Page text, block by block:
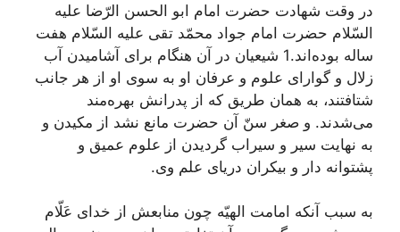
در وقت شهادت حضرت امام ابو الحسن الرّضا عليه
السّلام حضرت امام جواد محمّد تقى عليه السّلام هفت
ساله بوده‌اند.1 شيعيان در آن هنگام براى آشاميدن آب
زلال و گواراى علوم و عرفان او به سوى او از هر جانب
شتافتند، به همان طريق كه از پدرانش بهره‌مند
مى‌شدند. و صغر سنّ آن حضرت مانع نشد از مكيدن و
به نهايت سير و سيراب گرديدن از علوم عميق و
پشتوانه دار و بيكران درياى علم وى.
به سبب آنكه امامت الهيّه چون منابعش از خداى عَلّام